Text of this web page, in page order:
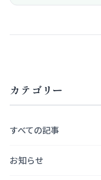
カテゴリー
すべての記事
お知らせ